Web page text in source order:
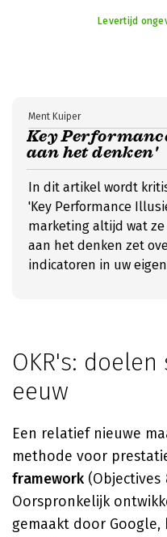
Levertijd
Key
aan het denken'
Ment Kuiper
In dit artikel wordt
'Key Performance
marketing altijd wat
aan het denken zet
indicatoren in uw
OKR's:
eeuw
Een relatief nieuwe
methode voor
framework (Objectives
Oorspronkelijk
gemaakt door Google,